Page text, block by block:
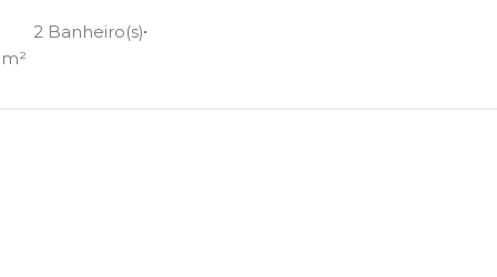
2 Banheiro(s)